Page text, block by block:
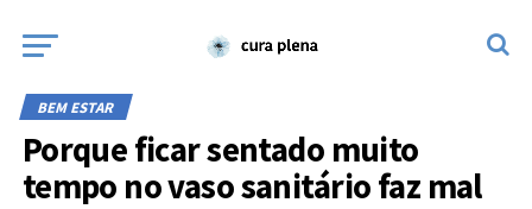
BEM ESTAR
Porque ficar sentado muito
tempo no vaso sanitário faz mal